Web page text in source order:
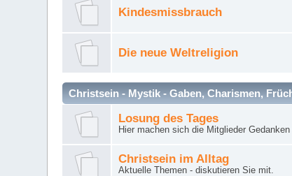
Kindesmissbrauch
Die neue Weltreligion
Christsein - Mystik - Gaben, Charismen,
Losung des Tages
Hier machen sich die Mitglieder
Christsein im Alltag
Aktuelle Themen - diskutieren Sie mit.